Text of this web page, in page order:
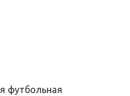
футбольная